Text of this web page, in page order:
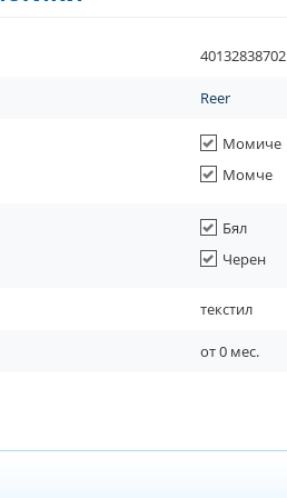
Reer
Момиче
Момче
Бял
Черен
текстил
от0 мес.